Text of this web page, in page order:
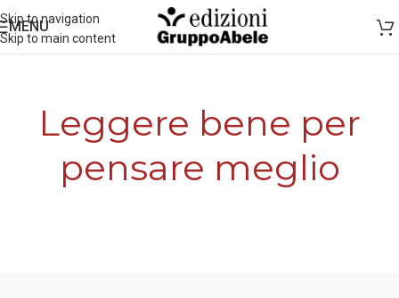
Skip to navigation
Skip to main content
MENU
Leggere bene per
pensare meglio